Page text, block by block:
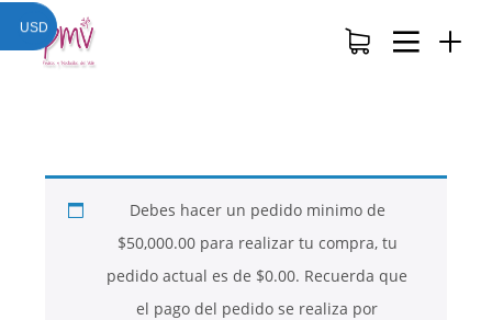
Debes hacer un pedido minimo de
$50,000.00para realizar tu compra, tu
pedido actual es de $0.00. Recuerda que
el pago del pedido se realiza por
USD